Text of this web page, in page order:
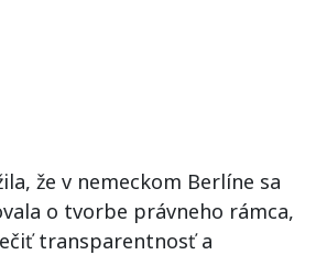
že v nemeckom Berlíne sa
o tvorbe právneho rámca,
transparentnosť a